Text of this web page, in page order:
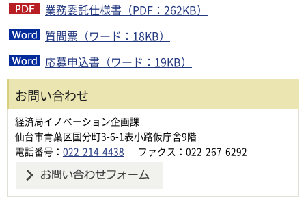
業務委託仕様書（PDF：262KB）
質問票（ワード：18KB）
応募申込書（ワード：19KB）
お問い合わせ
経済局イノベーション企画課
仙台市青葉区国分町3-6-1表小路仮庁舎9階
電話番号： 022-214-4438 ファクス：022-267-6292